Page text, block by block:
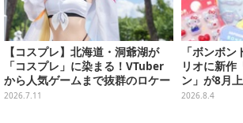
【コスプレ】北海道・洞爺湖が
「コスプレ」に染まる！VTuber
から人気ゲームまで抜群のロケー
ションも必見な美女レイヤー10選
2026.7.11
「ボンボ
リオに新
ン」が8月
ローキティ
2026.8.4